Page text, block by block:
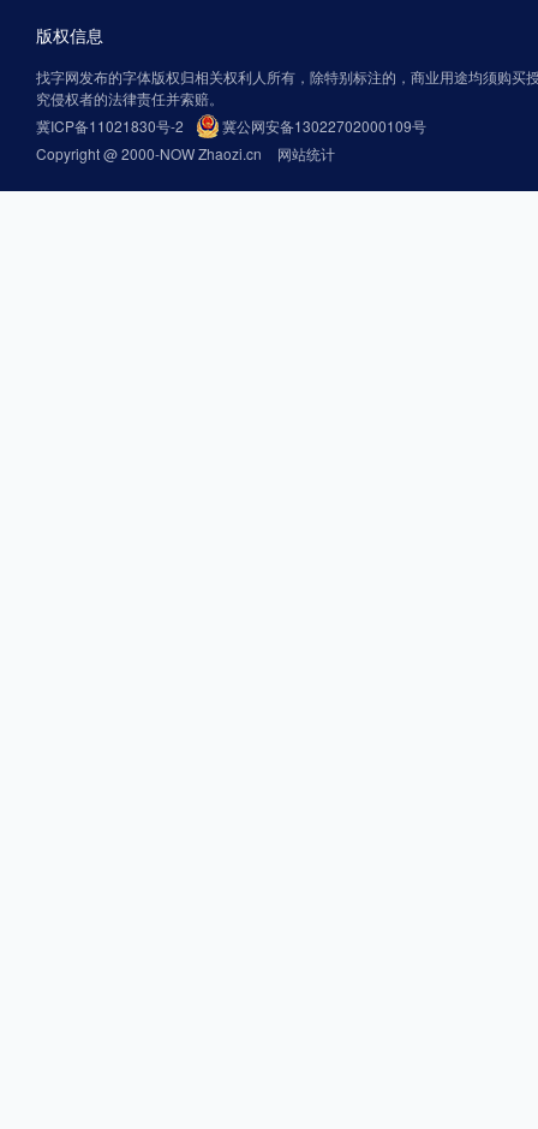
版权信息
找字网发布的字体版权归相关权利人所有，除特别标注的，商业用途均须购买
究侵权者的法律责任并索赔。
冀ICP备11021830号-2
冀公网安备13022702000109号
Copyright @ 2000-NOW Zhaozi.cn
网站统计